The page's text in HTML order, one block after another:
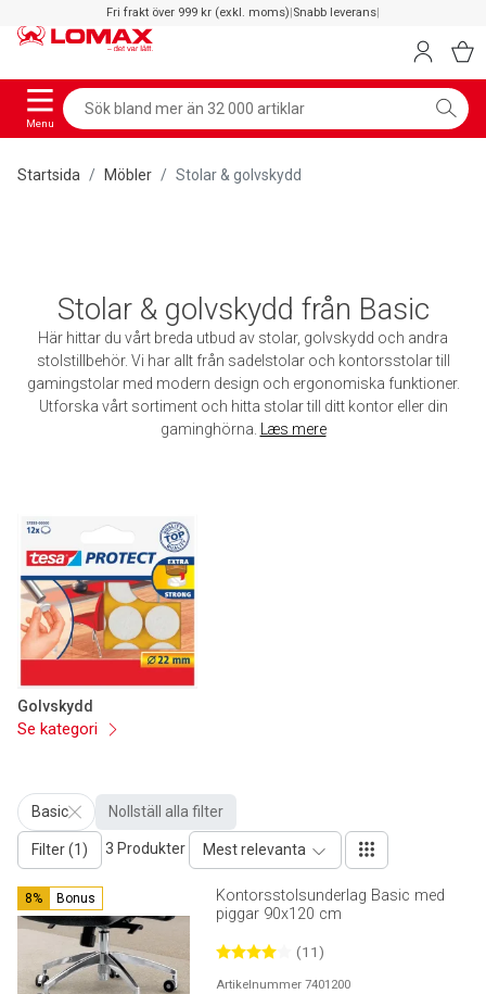
Fri frakt över 999 kr (exkl. moms)|Snabb leverans|
Menu
Startsida Möbler Stolar & golvskydd
Stolar & golvskydd från Basic
Här hittar du vårt breda utbud av stolar, golvskydd och andra
stolstillbehör. Vi har allt från sadelstolar och kontorsstolar till
gamingstolar med modern design och ergonomiska funktioner.
Utforska vårt sortiment och hitta stolar till ditt kontor eller din
gaminghörna.
Læs mere
Golvskydd
Se kategori
Basic Nollställ alla filter
Filter (1) 3 Produkter Mest relevanta
8% Bonus
Kontorsstolsunderlag Basic med
piggar 90x120 cm
(11)
Artikelnummer 7401200